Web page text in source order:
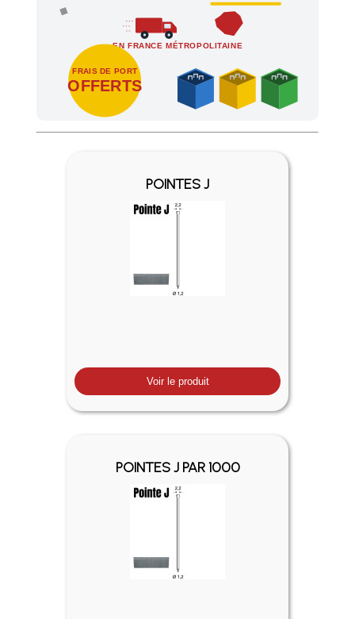
EN FRANCE MÉTROPOLITAINE
FRAIS DE PORT
OFFERTS
Profitez des Frais de port offerts en France
POINTES J
Voir le produit
POINTES J PAR 1000